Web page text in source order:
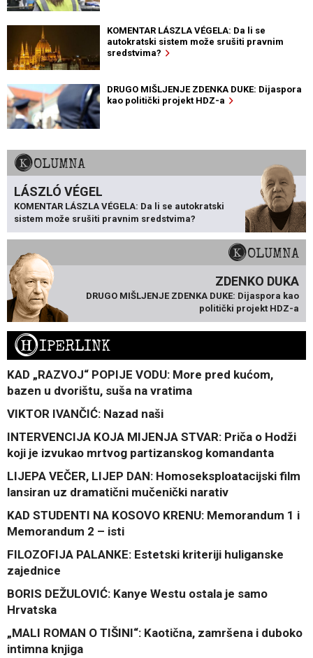
KOMENTAR LÁSZLA VÉGELA: Da li se
autokratski sistem može srušiti pravnim
sredstvima?
DRUGO MIŠLJENJE ZDENKA DUKE: Dijaspora
kao politički projekt HDZ-a
KOLUMNA
LÁSZLÓ VÉGEL
KOMENTAR LÁSZLA VÉGELA: Da li se autokratski
sistem može srušiti pravnim sredstvima?
KOLUMNA
ZDENKO DUKA
DRUGO MIŠLJENJE ZDENKA DUKE: Dijaspora kao
politički projekt HDZ-a
HIPERLINK
KAD „RAZVOJ“ POPIJE VODU: More pred kućom,
bazen u dvorištu, suša na vratima
VIKTOR IVANČIĆ: Nazad naši
INTERVENCIJA KOJA MIJENJA STVAR: Priča o Hodži
koji je izvukao mrtvog partizanskog komandanta
LIJEPA VEČER, LIJEP DAN: Homoseksploatacijski film
lansiran uz dramatični mučenički narativ
KAD STUDENTI NA KOSOVO KRENU: Memorandum 1 i
Memorandum 2 – isti
FILOZOFIJA PALANKE: Estetski kriteriji huliganske
zajednice
BORIS DEŽULOVIĆ: Kanye Westu ostala je samo
Hrvatska
„MALI ROMAN O TIŠINI“: Kaotična, zamršena i duboko
intimna knjiga